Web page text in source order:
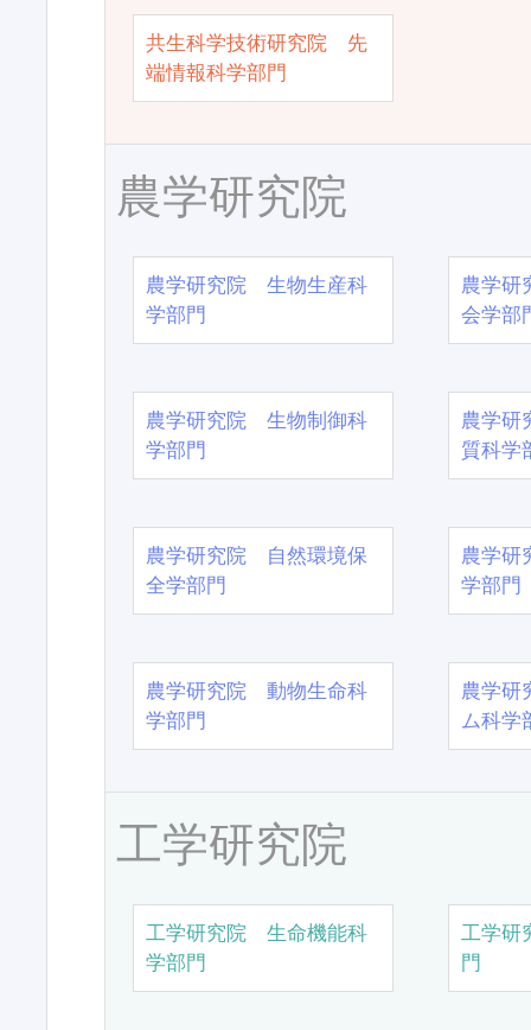
共生科学技術研究院 先
端情報科学部門
農学研究院
農学研究院 生物生産科
学部門
農学
会学部
農学研究院 生物制御科
学部門
農学
質科学
農学研究院 自然環境保
全学部門
農学
学部門
農学研究院 動物生命科
学部門
農学
ム科学
工学研究院
工学研究院 生命機能科
学部門
工学研
門